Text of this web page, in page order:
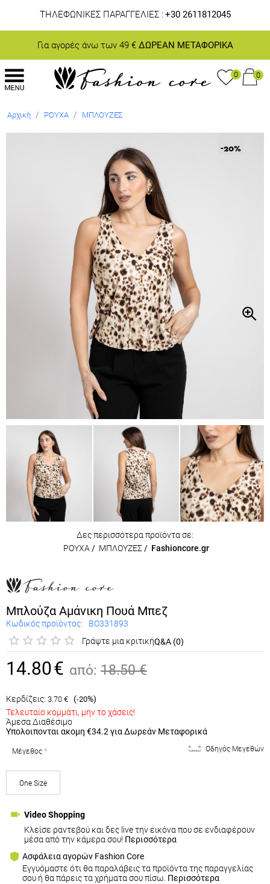
ΤΗΛΕΦΩΝΙΚΕΣ ΠΑΡΑΓΓΕΛΙΕΣ : +30 2611812045
Για αγορές άνω των 49 € ΔΩΡΕΑΝ ΜΕΤΑΦΟΡΙΚΑ
0 0
Αρχική / ΡΟΥΧΑ / ΜΠΛΟΥΖΕΣ
-20%
Δες περισσότερα προϊόντα σε:
ΡΟΥΧΑ / ΜΠΛΟΥΖΕΣ / Fashioncore.gr
Μπλούζα Αμάνικη Πουά Μπεζ
Κωδικός προϊόντος:
BO331893
Γράψτε μια κριτικήQ&A (0)
14.80€ από: 18.50 €
Κερδίζεις: 3.70 € (-20%)
Τελευταίο κομμάτι, μην το χάσεις!
Άμεσα Διαθέσιμο
Υπολοιπονται ακομη €34.2 για Δωρεάν Μεταφορικά
Οδηγός Μεγεθών
Μέγεθος
One Size
Video Shopping
Κλείσε ραντεβού και δες live την εικόνα που σε ενδιαφέρουν
μέσα από την κάμερα σου! Περισσότερα
Ασφάλεια αγορών Fashion Core
Εγγυόμαστε ότι θα παραλάβεις τα προϊόντα της παραγγελίας
σου ή θα πάρεις τα χρήματα σου πίσω. Περισσότερα